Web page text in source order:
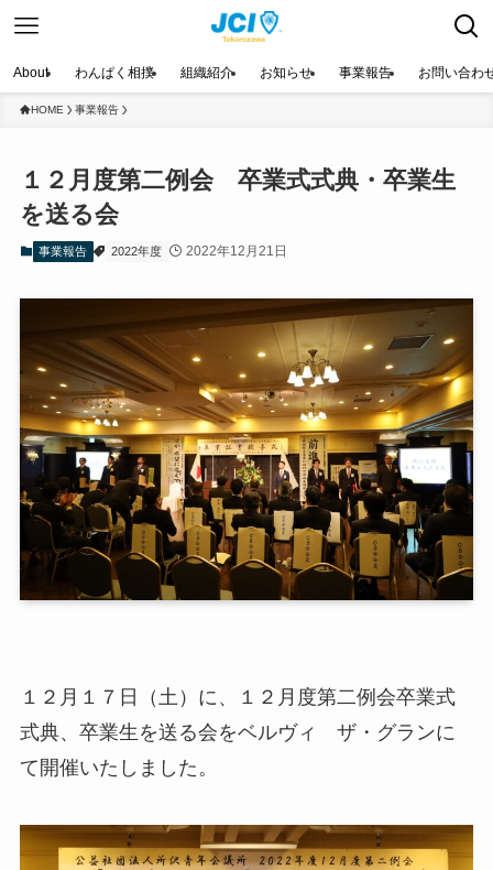
About わんぱく相撲 組織紹介 お知らせ 事業報告 お問い合わ
HOME 事業報告
１２月度第二例会 卒業式式典・卒業生
を送る会
事業報告 2022年度 2022年12月21日
１２月１７日（土）に、１２月度第二例会卒業式
式典、卒業生を送る会をベルヴィ ザ・グランに
て開催いたしました。